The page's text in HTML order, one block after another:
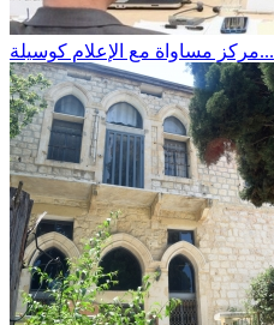
مركز مساواة مع الإعلام كوسيلة...